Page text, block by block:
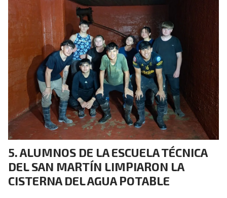
ALUMNOS DE LA ESCUELA TÉCNICA
DEL SAN MARTÍN LIMPIARON LA
CISTERNA DEL AGUA POTABLE